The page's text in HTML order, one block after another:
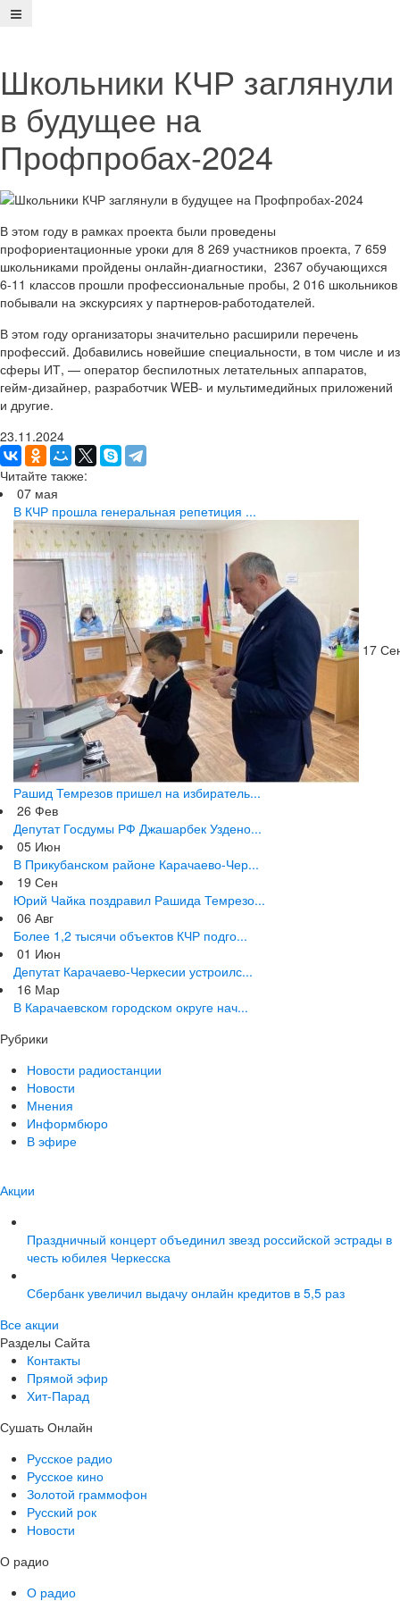
Школьники КЧР заглянули
в будущее на
Профпробах-2024
В этом году в рамках проекта были проведены
профориентационные уроки для 8 269 участников проекта, 7 659
школьниками пройдены онлайн-диагностики, 2367 обучающихся
6-11 классов прошли профессиональные пробы, 2 016 школьников
побывали на экскурсиях у партнеров-работодателей.
В этом году организаторы значительно расширили перечень
профессий. Добавились новейшие специальности, в том числе и из
сферы ИТ, — оператор беспилотных летательных аппаратов,
гейм-дизайнер, разработчик WEB- и мультимедийных приложений
и другие.
23.11.2024
Читайте также:
07 мая
В КЧР прошла генеральная репетиция ...
17
Рашид Темрезов пришел на избиратель...
26 Фев
Депутат Госдумы РФ Джашарбек Уздено...
05 Июн
В Прикубанском районе Карачаево-Чер...
19 Сен
Юрий Чайка поздравил Рашида Темрезо...
06 Авг
Более 1,2 тысячи объектов КЧР подго...
01 Июн
Депутат Карачаево-Черкесии устроилс...
16 Мар
В Карачаевском городском округе нач...
Рубрики
Новости радиостанции
Новости
Мнения
Информбюро
В эфире
Акции
Праздничный концерт объединил звезд российской эстрады в
честь юбилея Черкесска
Сбербанк увеличил выдачу онлайн кредитов в 5,5 раз
Все акции
Разделы Сайта
Контакты
Прямой эфир
Хит-Парад
Сушать Онлайн
Русское радио
Русское кино
Золотой граммофон
Русский рок
Новости
О радио
О радио